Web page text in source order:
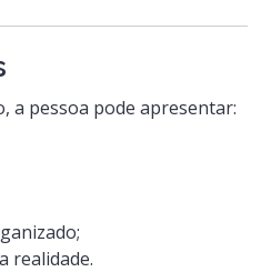
a pessoa pode apresentar:
realidade.